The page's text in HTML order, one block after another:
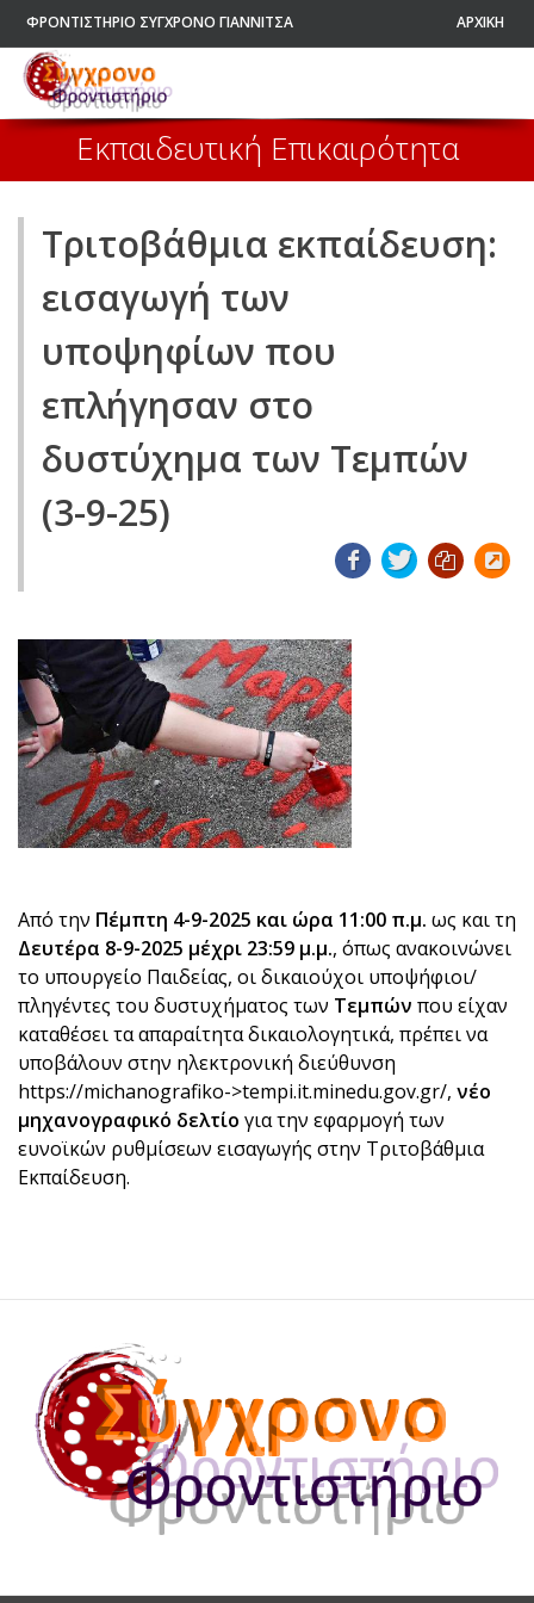
ΦΡΟΝΤΙΣΤΗΡΙΟ ΣΥΓΧΡΟΝΟ ΓΙΑΝΝΙΤΣΑ ΑΡΧΙΚΗ
Εκπαιδευτική Επικαιρότητα
Τριτοβάθμια εκπαίδευση:
εισαγωγή των
υποψηφίων που
επλήγησαν στο
δυστύχημα των Τεμπών
(3-9-25)
Από την Πέμπτη 4-9-2025 και ώρα 11:00 π.μ. ως και τη
Δευτέρα 8-9-2025 μέχρι 23:59 μ.μ., όπως ανακοινώνει
το υπουργείο Παιδείας, οι δικαιούχοι υποψήφιοι/
πληγέντες του δυστυχήματος των Τεμπών που είχαν
καταθέσει τα απαραίτητα δικαιολογητικά, πρέπει να
υποβάλουν στην ηλεκτρονική διεύθυνση
https://michanografiko->tempi.it.minedu.gov.gr/, νέο
μηχανογραφικό δελτίο για την εφαρμογή των
ευνοϊκών ρυθμίσεων εισαγωγής στην Τριτοβάθμια
Εκπαίδευση.